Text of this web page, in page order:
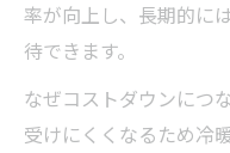
率が向上し、長期的に
待できます。
なぜコストダウンにつ
受けにくくなるため冷